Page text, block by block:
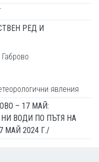
РЕД И
явления
– 17 МАЙ:
ВОДИ ПО ПЪТЯ НА
МАЙ 2024 Г./